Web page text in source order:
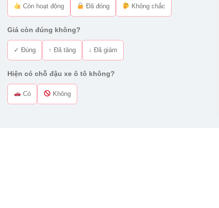
Còn hoạt động Đã đóng Không chắc
Giá còn đúng không?
✓ Đúng ↑ Đã tăng ↓ Đã giảm
Hiện có chỗ đậu xe ô tô không?
Có Không